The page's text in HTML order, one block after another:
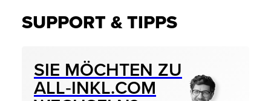
SUPPORT & TIPPS
SIE MÖCHTEN ZU
ALL‑INKL.COM